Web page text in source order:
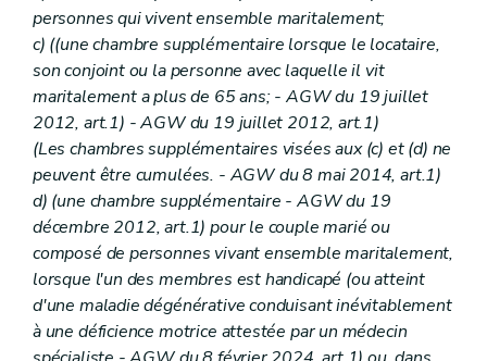
personnes qui vivent ensemble maritalement;
c) ((une chambre supplémentaire lorsque le locataire,
son conjoint ou la personne avec laquelle il vit
maritalement a plus de 65 ans; - AGW du 19 juillet
2012, art.1) - AGW du 19 juillet 2012, art.1)
(Les chambres supplémentaires visées aux (c) et (d) ne
peuvent être cumulées. - AGW du 8 mai 2014, art.1)
d) (une chambre supplémentaire - AGW du 19
décembre 2012, art.1) pour le couple marié ou
composé de personnes vivant ensemble maritalement,
lorsque l'un des membres est handicapé (ou atteint
d'une maladie dégénérative conduisant inévitablement
à une déficience motrice attestée par un médecin